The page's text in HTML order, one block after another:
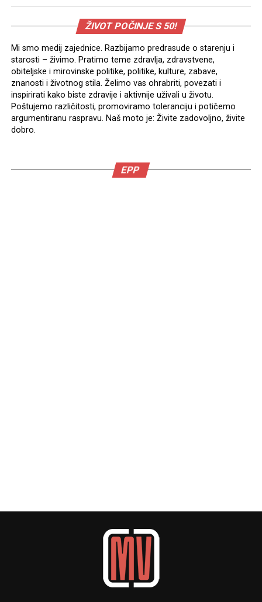
ŽIVOT POČINJE S 50!
Mi smo medij zajednice. Razbijamo predrasude o starenju i
starosti – živimo. Pratimo teme zdravlja, zdravstvene,
obiteljske i mirovinske politike, politike, kulture, zabave,
znanosti i životnog stila. Želimo vas ohrabriti, povezati i
inspirirati kako biste zdravije i aktivnije uživali u životu.
Poštujemo različitosti, promoviramo toleranciju i potičemo
argumentiranu raspravu. Naš moto je: Živite zadovoljno, živite
dobro.
EPP